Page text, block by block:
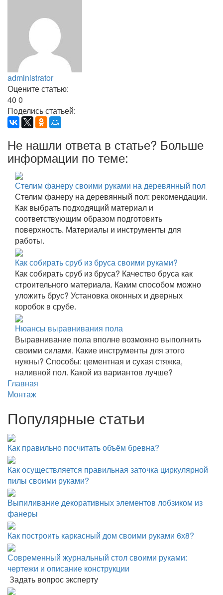
administrator
Оцените статью:
40 0
Поделись статьей:
Не нашли ответа в статье? Больше
информации по теме:
Стелим фанеру своими руками на деревянный пол
Стелим фанеру на деревянный пол: рекомендации.
Как выбрать подходящий материал и
соответствующим образом подготовить
поверхность. Материалы и инструменты для
работы.
Как собирать сруб из бруса своими руками?
Как собирать сруб из бруса? Качество бруса как
строительного материала. Каким способом можно
уложить брус? Установка оконных и дверных
коробок в срубе.
Нюансы выравнивания пола
Выравнивание пола вполне возможно выполнить
своими силами. Какие инструменты для этого
нужны? Способы: цементная и сухая стяжка,
наливной пол. Какой из вариантов лучше?
Главная
Монтаж
Популярные статьи
Как правильно посчитать объём бревна?
Как осуществляется правильная заточка циркулярной
пилы своими руками?
Выпиливание декоративных элементов лобзиком из
фанеры
Как построить каркасный дом своими руками 6х8?
Современный журнальный стол своими руками:
чертежи и описание конструкции
Задать вопрос эксперту